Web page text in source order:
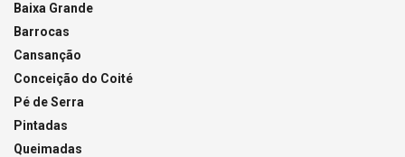
Baixa Grande
Barrocas
Cansanção
Conceição do Coité
Pé de Serra
Pintadas
Queimadas